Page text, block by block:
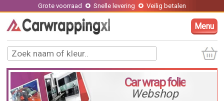
Grote voorraad Snelle levering Veilig betalen
Menu
Car wrap folie
Webshop